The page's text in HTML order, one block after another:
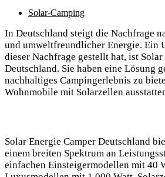
Solar-Camping
In Deutschland steigt die Nachfrage
und umweltfreundlicher Energie. Ein
dieser Nachfrage gestellt hat, ist
Deutschland. Sie haben eine Lösung
nachhaltiges Campingerlebnis zu
Wohnmobile mit Solarzellen
Solar Energie Camper Deutschland
einem breiten Spektrum an
einfachen Einsteigermodellen mit 40